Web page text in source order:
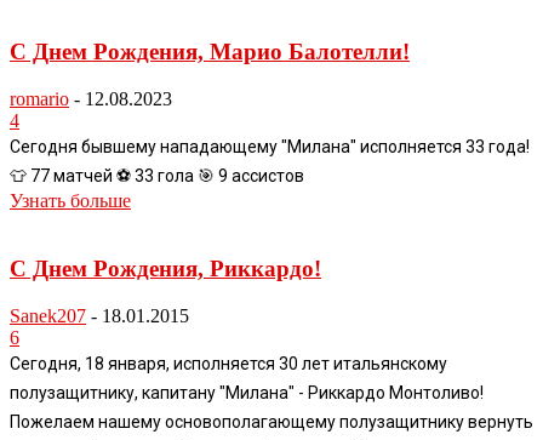
С Днем Рождения, Марио Балотелли!
romario - 12.08.2023
4
Сегодня бывшему нападающему "Милана" исполняется 33 года!
👕 77 матчей ⚽️ 33 гола 🎯 9 ассистов
Узнать больше
С Днем Рождения, Риккардо!
Sanek207 - 18.01.2015
6
Сегодня, 18 января, исполняется 30 лет итальянскому
полузащитнику, капитану "Милана" - Риккардо Монтоливо!
Пожелаем нашему основополагающему полузащитнику вернуть